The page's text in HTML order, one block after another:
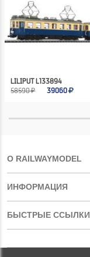
LILIPUT L133894
58590 ₽
39060
О RAILWAYMODEL
ИНФОРМАЦИЯ
БЫСТРЫЕ ССЫЛКИ